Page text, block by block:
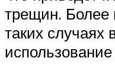
трещин. Более
таких случаях